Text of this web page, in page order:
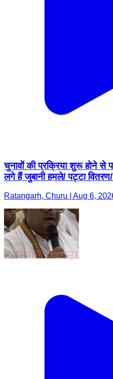
चुनावों की प्रक्रिया शुरू होने से
लगे हैं जुबानी हमले/ पट्टा
Ratangarh, Churu | Aug 6,